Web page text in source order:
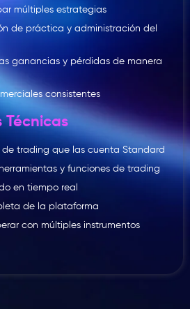
múltiples estrategias
de práctica y administración del
ganancias y pérdidas de manera
consistentes
Técnicas
de trading que las cuenta Standard
y funciones de trading
en tiempo real
de la plataforma
con múltiples instrumentos